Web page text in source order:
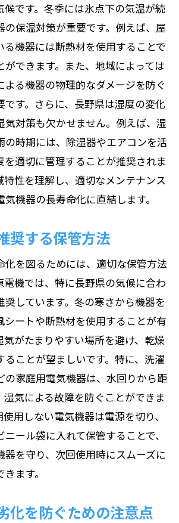
候です。冬季には氷点下の気温が続
の保温対策が重要です。例えば、屋
る機器には断熱材を使用することで
ができます。また、地域によっては
よる機器の物理的なダメージを防ぐ
です。さらに、長野県は湿度の変化
気対策も欠かせません。例えば、湿
の時期には、除湿器やエアコンを活
を適切に管理することが推奨されま
特性を理解し、適切なメンテナンス
機器の長寿命化に直結します。
奨する保管方法
化を図るためには、適切な保管方法
電機では、特に長野県の気候に合わ
奨しています。冬の寒さから機器を
シートや断熱材を使用することが有
気がたまりやすい場所を避け、乾燥
ることが望ましいです。特に、洗濯
の家庭用電気機器は、水回りから距
気による故障を防ぐことができま
用しない電気機器は電源を切り、
ール袋に入れて保管することで、
器を守り、次回使用時にスムーズに
ます。
化を防ぐための注意点